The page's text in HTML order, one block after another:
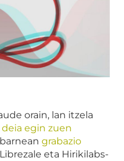
orain, lan itzela
egin zuen
grabazio
Librezale eta Hirikilabs-